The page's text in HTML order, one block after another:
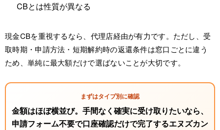
CBとは性質が異なる
現金CBを重視するなら、代理店経由が有力です。ただし、受
取時期・申請方法・短期解約時の返還条件は窓口ごとに違う
ため、単純に最大額だけで選ばないことが大切です。
まずはタイプ別に確認
金額はほぼ横並び。手間なく確実に受け取りたいなら、
申請フォーム不要で口座確認だけで完了するエヌズカン